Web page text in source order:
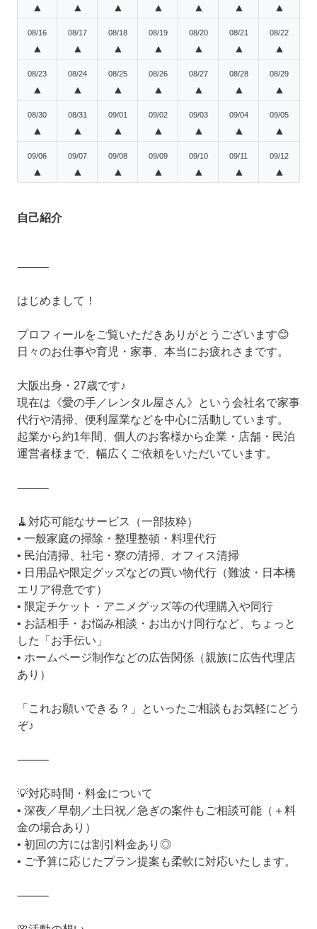
▲ ▲ ▲ ▲ ▲ ▲ ▲
08/16
▲
08/17
▲
08/18
▲
08/19
▲
08/20
▲
08/21
▲
08/22
▲
08/23
▲
08/24
▲
08/25
▲
08/26
▲
08/27
▲
08/28
▲
08/29
▲
08/30
▲
08/31
▲
09/01
▲
09/02
▲
09/03
▲
09/04
▲
09/05
▲
09/06
▲
09/07
▲
09/08
▲
09/09
▲
09/10
▲
09/11
▲
09/12
▲
自己紹介
⸻
はじめまして！
プロフィールをご覧いただきありがとうございます😊
日々のお仕事や育児・家事、本当にお疲れさまです。
大阪出身・27歳です♪
現在は《愛の手／レンタル屋さん》という会社名で家事
代行や清掃、便利屋業などを中心に活動しています。
起業から約1年間、個人のお客様から企業・店舗・民泊
運営者様まで、幅広くご依頼をいただいています。
⸻
🧹対応可能なサービス（一部抜粋）
• 一般家庭の掃除・整理整頓・料理代行
• 民泊清掃、社宅・寮の清掃、オフィス清掃
• 日用品や限定グッズなどの買い物代行（難波・日本橋
エリア得意です）
• 限定チケット・アニメグッズ等の代理購入や同行
• お話相手・お悩み相談・お出かけ同行など、ちょっと
した「お手伝い」
• ホームページ制作などの広告関係（親族に広告代理店
あり）
「これお願いできる？」といったご相談もお気軽にどう
ぞ♪
⸻
💡対応時間・料金について
• 深夜／早朝／土日祝／急ぎの案件もご相談可能（＋料
金の場合あり）
• 初回の方には割引料金あり◎
• ご予算に応じたプラン提案も柔軟に対応いたします。
⸻